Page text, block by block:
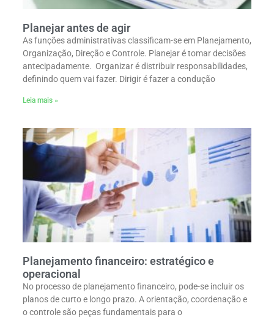
Planejar antes de agir
As funções administrativas classificam-se em Planejamento,
Organização, Direção e Controle. Planejar é tomar decisões
antecipadamente. Organizar é distribuir responsabilidades,
definindo quem vai fazer. Dirigir é fazer a condução
Leia mais »
Planejamento financeiro: estratégico e
operacional
No processo de planejamento financeiro, pode-se incluir os
planos de curto e longo prazo. A orientação, coordenação e
o controle são peças fundamentais para o